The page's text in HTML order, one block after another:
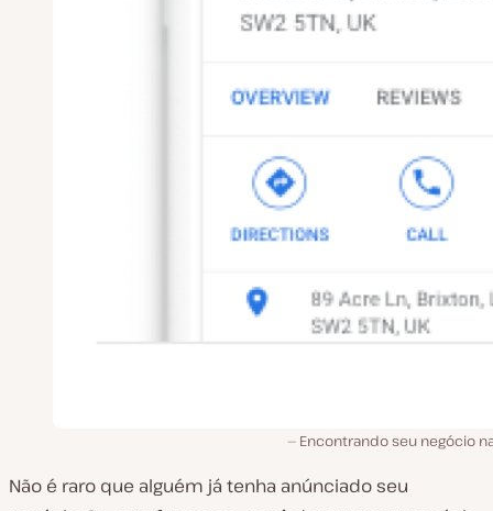
Encontrando seu negócio
Não é raro que alguém já tenha anúnciado seu